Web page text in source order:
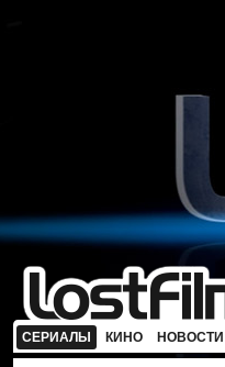
СЕРИАЛЫ КИНО НОВОСТИ